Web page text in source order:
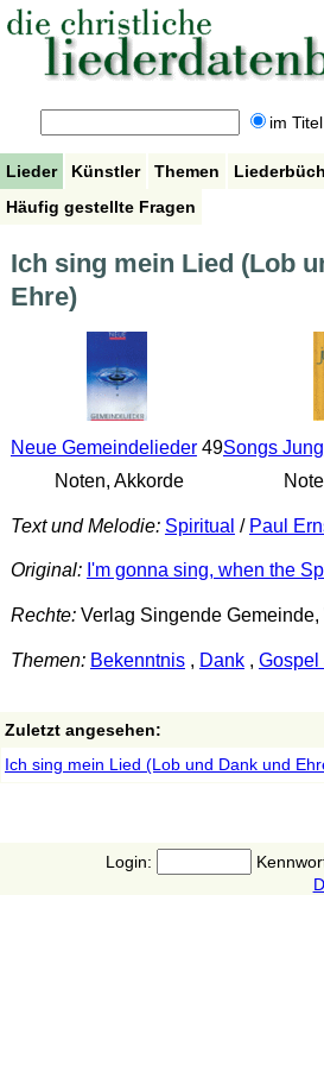
im Titel
Lieder Künstler Themen
Häufig gestellte Fragen
Ich sing mein Lied (Lob
Ehre)
Neue Gemeindelieder49
Noten, Akkorde
Songs
Text und Melodie: Spiritual / Paul
Original: I'm gonna sing, when the
Rechte:Verlag Singende Gemeinde,
Themen: Bekenntnis, Dank, Gospel
Zuletzt angesehen:
Ich sing mein Lied (Lob und Dank und
Login: